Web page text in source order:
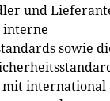
und
interne
sowie